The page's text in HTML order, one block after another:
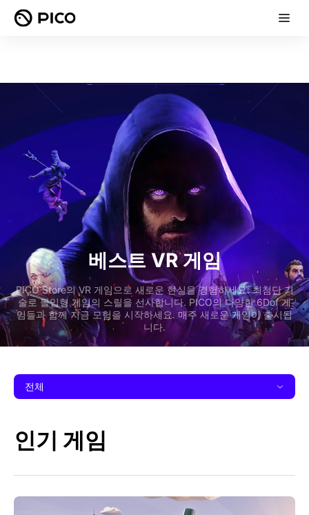
베스트 VR 게임
PICO Store의 VR 게임으로 새로운 현실을 경험하세요: 최첨단 기
술로 몰입형 게임의 스릴을 선사합니다. PICO의 다양한 6Dof 게
임들과 함께 지금 모험을 시작하세요. 매주 새로운 게임이 출시됩
니다.
전체
인기 게임